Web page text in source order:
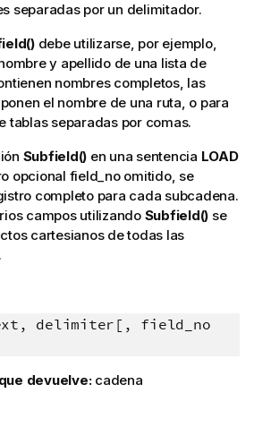
separadas por un delimitador.
debe utilizarse, por ejemplo,
y apellido de una lista de
nombres completos, las
el nombre de una ruta, o para
tablas separadas por comas.
Subfield() en una sentencia LOAD
opcional field_noomitido, se
completo para cada subcadena.
campos utilizando Subfield() se
cartesianos de todas las
delimiter[, field_no
devuelve: cadena